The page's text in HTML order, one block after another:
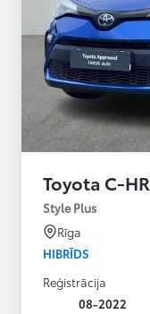
Toyota C-HR
Style Plus
Rīga
HIBRĪDS
Reģistrācija
08-2022